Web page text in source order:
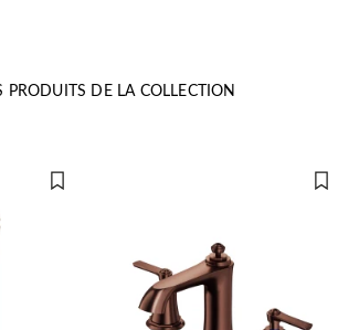
PRODUITS DE LA COLLECTION